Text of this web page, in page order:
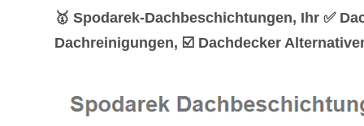
🥇 Spodarek-Dachbeschichtungen, Ihr ✅
Dachreinigungen, ☑️ Dachdecker